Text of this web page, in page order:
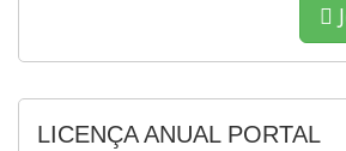
LICENÇA ANUAL PORTAL